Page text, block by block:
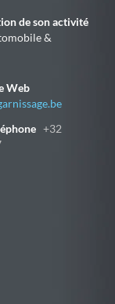
de son activité
&
Web
+32